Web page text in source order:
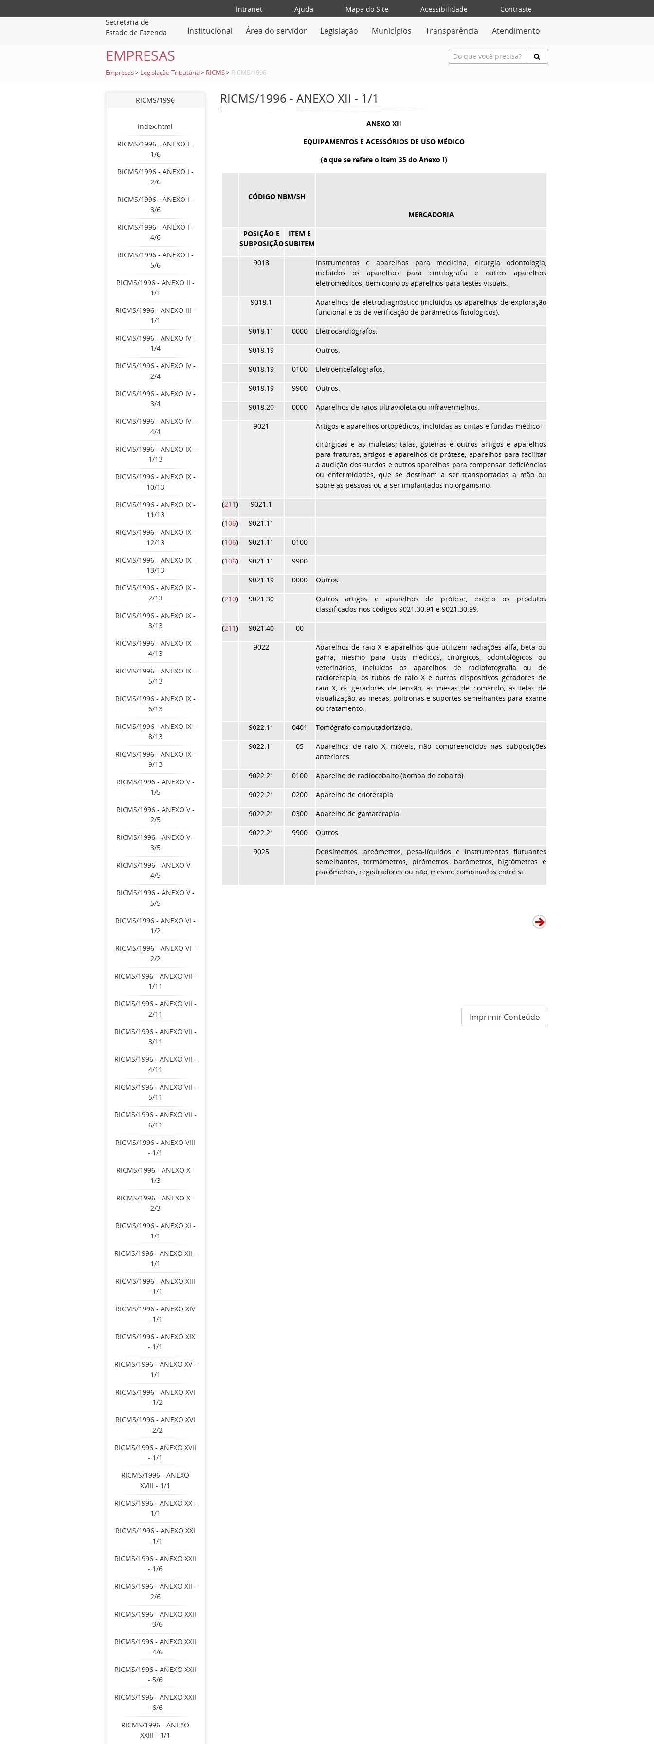
Intranet Ajuda Mapa do Site Acessibilidade
Contraste
Secretaria de
Estado de Fazenda
Institucional Área do servidor Legislação Municípios Transparência Atendimento
EMPRESAS
Empresas > Legislação Tributária > RICMS > RICMS/1996
RICMS/1996
index.html
RICMS/1996 - ANEXO I -
1/6
RICMS/1996 - ANEXO I -
2/6
RICMS/1996 - ANEXO I -
3/6
RICMS/1996 - ANEXO I -
4/6
RICMS/1996 - ANEXO I -
5/6
RICMS/1996 - ANEXO II -
1/1
RICMS/1996 - ANEXO III -
1/1
RICMS/1996 - ANEXO IV -
1/4
RICMS/1996 - ANEXO IV -
2/4
RICMS/1996 - ANEXO IV -
3/4
RICMS/1996 - ANEXO IV -
4/4
RICMS/1996 - ANEXO IX -
1/13
RICMS/1996 - ANEXO IX -
10/13
RICMS/1996 - ANEXO IX -
11/13
RICMS/1996 - ANEXO IX -
12/13
RICMS/1996 - ANEXO IX -
13/13
RICMS/1996 - ANEXO IX -
2/13
RICMS/1996 - ANEXO IX -
3/13
RICMS/1996 - ANEXO IX -
4/13
RICMS/1996 - ANEXO IX -
5/13
RICMS/1996 - ANEXO IX -
6/13
RICMS/1996 - ANEXO IX -
8/13
RICMS/1996 - ANEXO IX -
9/13
RICMS/1996 - ANEXO V -
1/5
RICMS/1996 - ANEXO V -
2/5
RICMS/1996 - ANEXO V -
3/5
RICMS/1996 - ANEXO V -
4/5
RICMS/1996 - ANEXO V -
5/5
RICMS/1996 - ANEXO VI -
1/2
RICMS/1996 - ANEXO VI -
2/2
RICMS/1996 - ANEXO VII -
1/11
RICMS/1996 - ANEXO VII -
2/11
RICMS/1996 - ANEXO VII -
3/11
RICMS/1996 - ANEXO VII -
4/11
RICMS/1996 - ANEXO VII -
5/11
RICMS/1996 - ANEXO VII -
6/11
RICMS/1996 - ANEXO VIII
- 1/1
RICMS/1996 - ANEXO X -
1/3
RICMS/1996 - ANEXO X -
2/3
RICMS/1996 - ANEXO XI -
1/1
RICMS/1996 - ANEXO XII -
1/1
RICMS/1996 - ANEXO XIII
- 1/1
RICMS/1996 - ANEXO XIV
- 1/1
RICMS/1996 - ANEXO XIX
- 1/1
RICMS/1996 - ANEXO XV -
1/1
RICMS/1996 - ANEXO XVI
- 1/2
RICMS/1996 - ANEXO XVI
- 2/2
RICMS/1996 - ANEXO XVII
- 1/1
RICMS/1996 - ANEXO
XVIII - 1/1
RICMS/1996 - ANEXO XX -
1/1
RICMS/1996 - ANEXO XXI
- 1/1
RICMS/1996 - ANEXO XXII
- 1/6
RICMS/1996 - ANEXO XII -
2/6
RICMS/1996 - ANEXO XXII
- 3/6
RICMS/1996 - ANEXO XXII
- 4/6
RICMS/1996 - ANEXO XXII
- 5/6
RICMS/1996 - ANEXO XXII
- 6/6
RICMS/1996 - ANEXO
XXIII - 1/1
RICMS/1996 - ANEXO XII - 1/1
ANEXO XII
EQUIPAMENTOS E ACESSÓRIOS DE USO MÉDICO
(a que se refere o item 35 do Anexo I)
CÓDIGO NBM/SH
MERCADORIA
POSIÇÃO E
SUBPOSIÇÃO
ITEM E
SUBITEM
9018
Instrumentos e aparelhos para medicina, cirurgia odontologia,
incluídos os aparelhos para cintilografia e outros aparelhos
eletromédicos, bem como os aparelhos para testes visuais.
9018.1
Aparelhos de eletrodiagnóstico (incluídos os aparelhos de exploração
funcional e os de verificação de parâmetros fisiológicos).
9018.11 0000 Eletrocardiógrafos.
9018.19 Outros.
9018.19 0100 Eletroencefalógrafos.
9018.19 9900 Outros.
9018.20 0000 Aparelhos de raios ultravioleta ou infravermelhos.
9021
Artigos e aparelhos ortopédicos, incluídas as cintas e fundas médico-
cirúrgicas e as muletas; talas, goteiras e outros artigos e aparelhos
para fraturas; artigos e aparelhos de prótese; aparelhos para facilitar
a audição dos surdos e outros aparelhos para compensar deficiências
ou enfermidades, que se destinam a ser transportados a mão ou
sobre as pessoas ou a ser implantados no organismo.
(211) 9021.1
(106) 9021.11
(106) 9021.11 0100
(106) 9021.11 9900
9021.19 0000 Outros.
(210) 9021.30
Outros artigos e aparelhos de prótese, exceto os produtos
classificados nos códigos 9021.30.91 e 9021.30.99.
(211) 9021.40 00
9022
Aparelhos de raio X e aparelhos que utilizem radiações alfa, beta ou
gama, mesmo para usos médicos, cirúrgicos, odontológicos ou
veterinários, incluídos os aparelhos de radiofotografia ou de
radioterapia, os tubos de raio X e outros dispositivos geradores de
raio X, os geradores de tensão, as mesas de comando, as telas de
visualização, as mesas, poltronas e suportes semelhantes para exame
ou tratamento.
9022.11 0401 Tomógrafo computadorizado.
9022.11 05
Aparelhos de raio X, móveis, não compreendidos nas subposições
anteriores.
9022.21 0100 Aparelho de radiocobalto (bomba de cobalto).
9022.21 0200 Aparelho de crioterapia.
9022.21 0300 Aparelho de gamaterapia.
9022.21 9900 Outros.
9025
Densímetros, areômetros, pesa-líquidos e instrumentos flutuantes
semelhantes, termômetros, pirômetros, barômetros, higrômetros e
psicômetros, registradores ou não, mesmo combinados entre si.
Imprimir Conteúdo